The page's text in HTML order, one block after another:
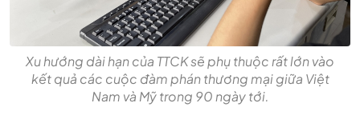
Xu hướng dài hạn của TTCK sẽ phụ thuộc rất lớn vào
kết quả các cuộc đàm phán thương mại giữa Việt
Nam và Mỹ trong 90 ngày tới.